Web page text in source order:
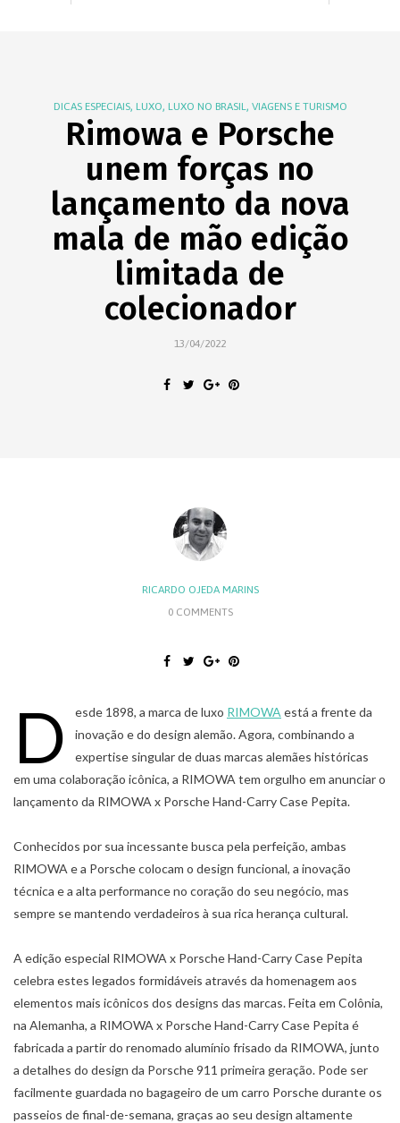
DICAS ESPECIAIS, LUXO, LUXO NO BRASIL , VIAGENS E TURISMO
Rimowa e Porsche
unem forças no
lançamento da nova
mala de mão edição
limitada de
colecionador
13/04/2022
RICARDO OJEDA MARINS
0 COMMENTS
D esde 1898, a marca de luxo RIMOWA está a frente da
inovação e do design alemão. Agora, combinando a
expertise singular de duas marcas alemães históricas
em uma colaboração icônica, a RIMOWA tem orgulho em anunciar o
lançamento da RIMOWA x Porsche Hand-Carry Case Pepita.
Conhecidos por sua incessante busca pela perfeição, ambas
RIMOWA e a Porsche colocam o design funcional, a inovação
técnica e a alta performance no coração do seu negócio, mas
sempre se mantendo verdadeiros à sua rica herança cultural.
A edição especial RIMOWA x Porsche Hand-Carry Case Pepita
celebra estes legados formidáveis através da homenagem aos
elementos mais icônicos dos designs das marcas. Feita em Colônia,
na Alemanha, a RIMOWA x Porsche Hand-Carry Case Pepita é
fabricada a partir do renomado alumínio frisado da RIMOWA, junto
a detalhes do design da Porsche 911 primeira geração. Pode ser
facilmente guardada no bagageiro de um carro Porsche durante os
passeios de final-de-semana, graças ao seu design altamente